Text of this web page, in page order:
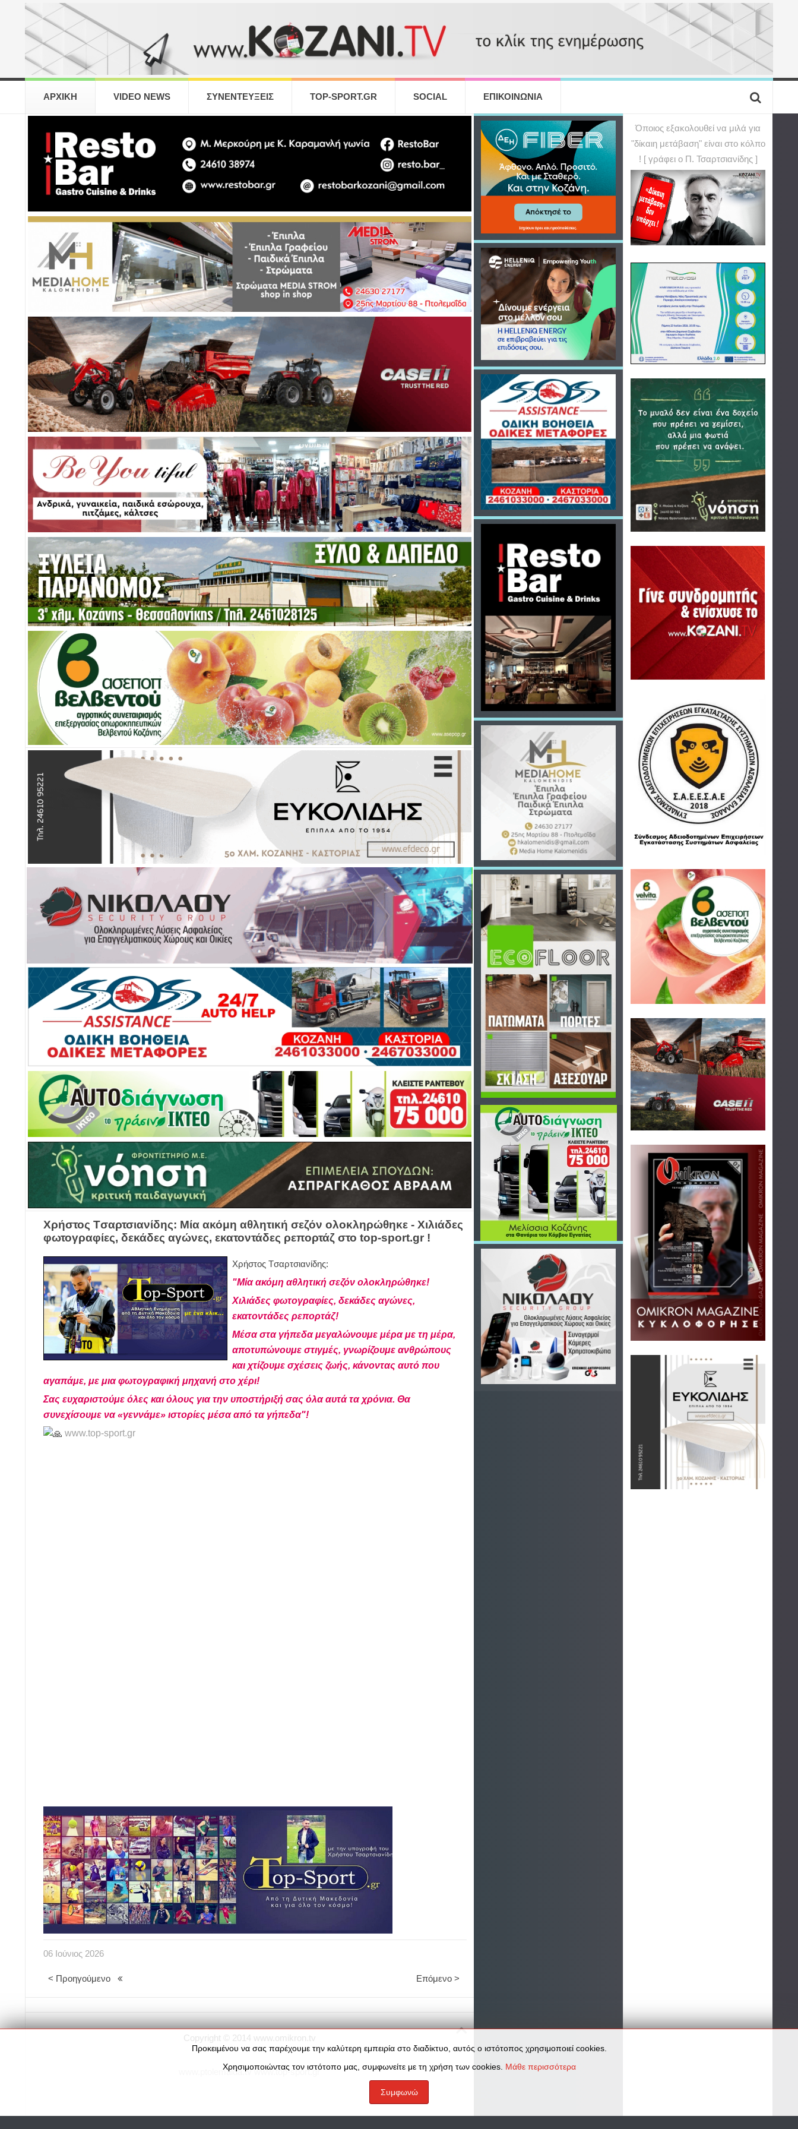
ΑΡΧΙΚΗ VIDEO NEWS ΣΥΝΕΝΤΕΥΞΕΙΣ TOP-SPORT.GR SOCIAL ΕΠΙΚΟΙΝΩΝΙΑ
Χρήστος Tσαρτσιανίδης: Μία ακόμη αθλητική σεζόν ολοκληρώθηκε - Χιλιάδες
φωτογραφίες, δεκάδες αγώνες, εκατοντάδες ρεπορτάζ στο top-sport.gr !
Χρήστος Tσαρτσιανίδης:
"Μία ακόμη αθλητική σεζόν ολοκληρώθηκε!
Χιλιάδες φωτογραφίες, δεκάδες αγώνες,
εκατοντάδες ρεπορτάζ!
Μέσα στα γήπεδα μεγαλώνουμε μέρα με τη μέρα,
αποτυπώνουμε στιγμές, γνωρίζουμε ανθρώπους
και χτίζουμε σχέσεις ζωής, κάνοντας αυτό που
αγαπάμε, με μια φωτογραφική μηχανή στο χέρι!
Σας ευχαριστούμε όλες και όλους για την υποστήριξή σας όλα αυτά τα χρόνια. Θα
συνεχίσουμε να «γεννάμε» ιστορίες μέσα από τα γήπεδα"!
www.top-sport.gr
06 Ιούνιος 2026
< Προηγούμενο Επόμενο >
Προκειμένου να σας παρέχουμε την καλύτερη εμπειρία στο διαδίκτυο, αυτός ο ιστότοπος χρησιμοποιεί cookies.
Χρησιμοποιώντας τον ιστότοπο μας, συμφωνείτε με τη χρήση των cookies. Μάθε περισσότερα
Συμφωνώ
Copyright © 2014 www.omikron.tv
www.ptolemaida.tv www.top-sport.gr
Όποιος εξακολουθεί να μιλά για
"δίκαιη μετάβαση" είναι στο κόλπο
! [ γράφει ο Π. Τσαρτσιανίδης ]